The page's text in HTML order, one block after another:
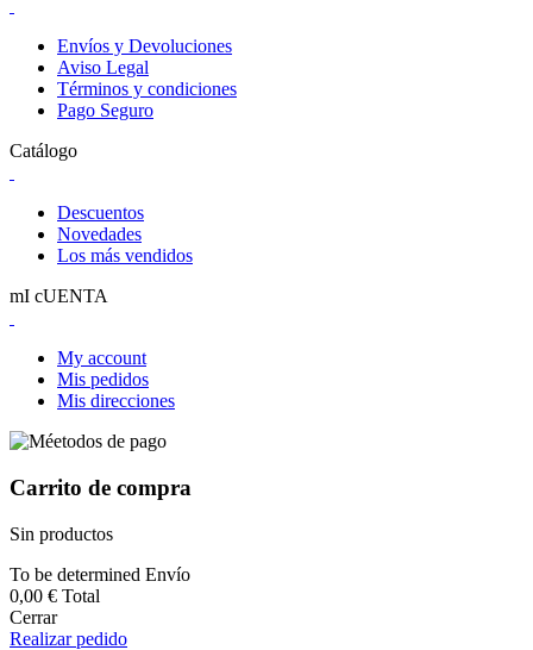
Envíos y Devoluciones
Aviso Legal
Términos y condiciones
Pago Seguro
Catálogo
Descuentos
Novedades
Los más vendidos
mI cUENTA
My account
Mis pedidos
Mis direcciones
Carrito de compra
Sin productos
To be determined Envío
0,00 € Total
Cerrar
Realizar pedido